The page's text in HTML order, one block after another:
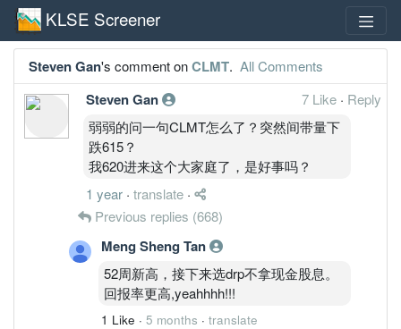
KLSE Screener
Steven Gan's comment onCLMT. All Comments
Steven Gan 7 Like · Reply
弱弱的问一句CLMT怎么了？突然间带量下
跌615？
我620进来这个大家庭了，是好事吗？
1 year · translate ·
Previous replies (668)
Meng Sheng Tan
52周新高，接下来选drp不拿现金股息。
回报率更高,yeahhhh!!!
1 Like · 5 months · translate